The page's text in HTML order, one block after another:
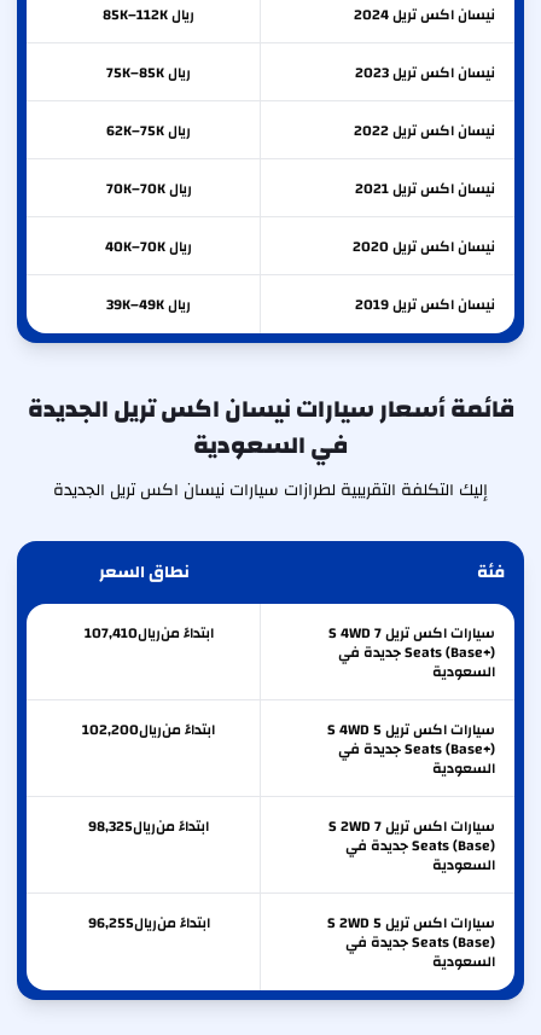
نيساناكس تريل2024 ريال 85K–112K
نيساناكس تريل2023 ريال 75K–85K
نيساناكس تريل2022 ريال 62K–75K
نيساناكس تريل2021 ريال 70K–70K
نيساناكس تريل2020 ريال 40K–70K
نيساناكس تريل2019 ريال 39K–49K
قائمة أسعار سيارات نيسان اكس تريل الجديدة
في السعودية
إليك التكلفة التقريبية لطرازات سيارات نيسان اكس تريل الجديدة
فئة نطاق السعر
سيارات اكس تريل S 4WD 7
Seats (Base+) جديدة في
السعودية
ابتداءً منريال107,410
سيارات اكس تريل S 4WD 5
Seats (Base+) جديدة في
السعودية
ابتداءً منريال102,200
سيارات اكس تريل S 2WD 7
Seats (Base) جديدة في
السعودية
ابتداءً منريال98,325
سيارات اكس تريل S 2WD 5
Seats (Base) جديدة في
السعودية
ابتداءً منريال96,255